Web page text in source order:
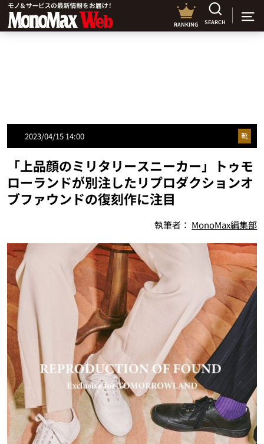
RANKING SEARCH
2023/04/15 14:00 靴
「上品顔のミリタリースニーカー」トゥモ
ローランドが別注したリプロダクションオ
ブファウンドの復刻作に注目
執筆者： MonoMax編集部